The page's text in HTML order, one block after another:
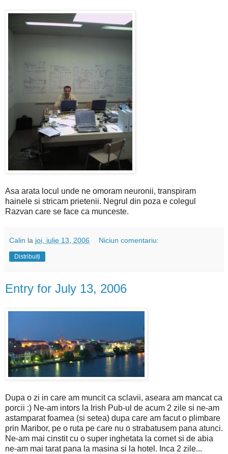
Asa arata locul unde ne omoram neuronii, transpiram
hainele si stricam prietenii. Negrul din poza e colegul
Razvan care se face ca munceste.
Calin la joi, iulie 13, 2006 Niciun comentariu:
Distribuiți
Entry for July 13, 2006
Dupa o zi in care am muncit ca sclavii, aseara am mancat ca
porcii :) Ne-am intors la Irish Pub-ul de acum 2 zile si ne-am
astamparat foamea (si setea) dupa care am facut o plimbare
prin Maribor, pe o ruta pe care nu o strabatusem pana atunci.
Ne-am mai cinstit cu o super inghetata la cornet si de abia
ne-am mai tarat pana la masina si la hotel. Inca 2 zile...